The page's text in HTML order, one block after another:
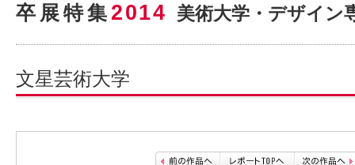
卒展特集 2014 美術大学・デザイン
文星芸術大学